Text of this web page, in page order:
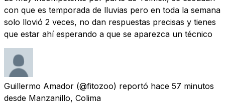
con que es temporada de lluvias pero en toda la semana
solo llovió 2 veces, no dan respuestas precisas y tienes
que estar ahí esperando a que se aparezca un técnico
Guillermo Amador (@fitozoo) reportó hace 57 minutos
desde Manzanillo, Colima